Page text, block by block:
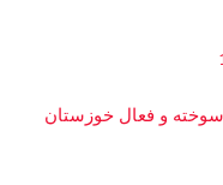
عمار در ۱۰۰ مسجد سوخته و فعال خوزستان